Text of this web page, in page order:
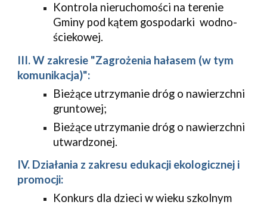
Kontrola nieruchomości na terenie
Gminy pod kątem gospodarki  wodno-
ściekowej.
III. W zakresie "Zagrożenia hałasem (w tym
komunikacja)":
Bieżące utrzymanie dróg o nawierzchni
gruntowej;
Bieżące utrzymanie dróg o nawierzchni
utwardzonej.
IV. Działania z zakresu edukacji ekologicznej i
promocji:
Konkurs dla dzieci w wieku szkolnym